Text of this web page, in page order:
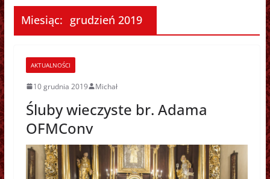
Miesiąc: grudzień 2019
AKTUALNOŚCI
10 grudnia 2019 Michał
Śluby wieczyste br. Adama
OFMConv